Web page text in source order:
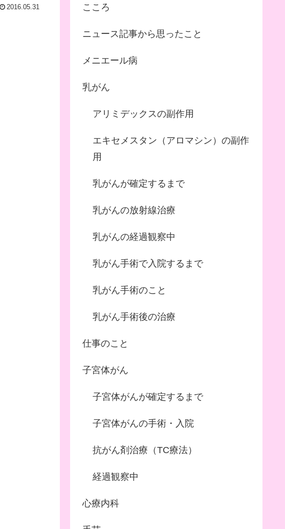
2016.05.31 こころ
ニュース記事から思ったこと
メニエール病
乳がん
アリミデックスの副作用
エキセメスタン（アロマシン）の副作
用
乳がんが確定するまで
乳がんの放射線治療
乳がんの経過観察中
乳がん手術で入院するまで
乳がん手術のこと
乳がん手術後の治療
仕事のこと
子宮体がん
子宮体がんが確定するまで
子宮体がんの手術・入院
抗がん剤治療（TC療法）
経過観察中
心療内科